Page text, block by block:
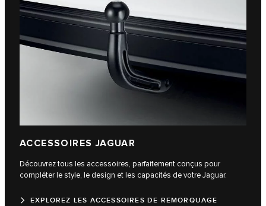
ACCESSOIRES JAGUAR
Découvrez tous les accessoires, parfaitement conçus pour
compléter le style, le design et les capacités de votre Jaguar.
EXPLOREZ LES ACCESSOIRES DE REMORQUAGE